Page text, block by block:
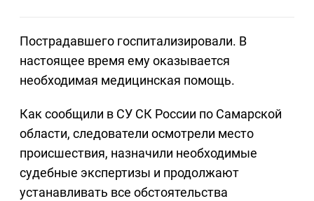
Пострадавшего госпитализировали. В
настоящее время ему оказывается
необходимая медицинская помощь.
Как сообщили в СУ СК России по Самарской
области, следователи осмотрели место
происшествия, назначили необходимые
судебные экспертизы и продолжают
устанавливать все обстоятельства